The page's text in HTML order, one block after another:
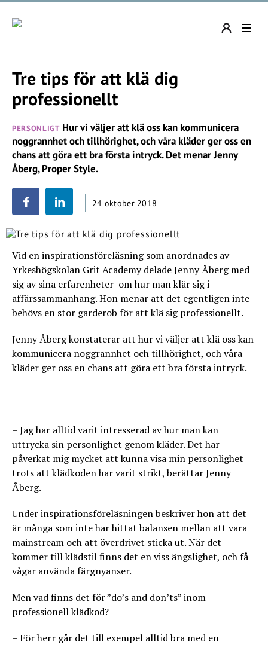
Tre tips för att klä dig
professionellt
PERSONLIGTHur vi väljer att klä oss kan kommunicera
noggrannhet och tillhörighet, och våra kläder ger oss en
chans att göra ett bra första intryck. Det menar Jenny
Åberg, Proper Style.
24 oktober 2018
Vid en inspirationsföreläsning som anordnades av
Yrkeshögskolan Grit Academy delade Jenny Åberg med
sig av sina erfarenheter om hur man klär sig i
affärssammanhang. Hon menar att det egentligen inte
behövs en stor garderob för att klä sig professionellt.
Jenny Åberg konstaterar att hur vi väljer att klä oss kan
kommunicera noggrannhet och tillhörighet, och våra
kläder ger oss en chans att göra ett bra första intryck.
– Jag har alltid varit intresserad av hur man kan
uttrycka sin personlighet genom kläder. Det har
påverkat mig mycket att kunna visa min personlighet
trots att klädkoden har varit strikt, berättar Jenny
Åberg.
Under inspirationsföreläsningen beskriver hon att det
är många som inte har hittat balansen mellan att vara
mainstream och att överdrivet sticka ut. När det
kommer till klädstil finns det en viss ängslighet, och få
vågar använda färgnyanser.
Men vad finns det för ”do’s and don’ts” inom
professionell klädkod?
– För herr går det till exempel alltid bra med en